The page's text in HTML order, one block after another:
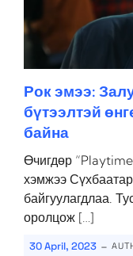
Рок эмээ:
бүтээлтэй
байна
Өчигдөр
хэмжээ
байгуулагдлаа.
оролцож […]
30 April, 2023 -